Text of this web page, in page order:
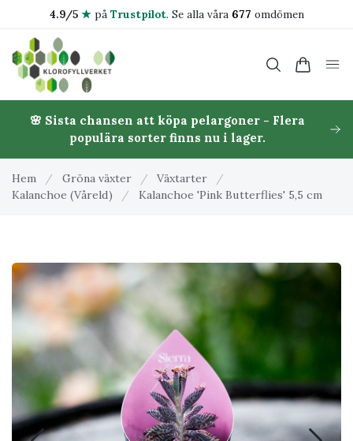
4.9/5 ★på Trustpilot. Se alla våra 677 omdömen
🌸 Sista chansen att köpa pelargoner - Flera
populära sorter finns nu i lager.
Hem / Gröna växter / Växtarter
/
Kalanchoe (Våreld)
/ Kalanchoe 'Pink Butterflies' 5,5 cm